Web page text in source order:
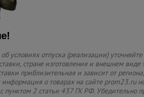
условиях отпуска (реализации)
стране изготовления и внешнем
приблизительная и зависит от
информация о товарах на сайте prom23.ru
с пунктом 2 статьи 437 ГК РФ.